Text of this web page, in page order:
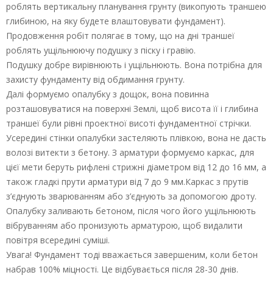
роблять вертикальну планування грунту (викопують траншею
глибиною, на яку будете влаштовувати фундамент).
Продовження робіт полягає в тому, що на дні траншеї
роблять ущільнюючу подушку з піску і гравію.
Подушку добре вирівнюють і ущільнюють. Вона потрібна для
захисту фундаменту від обдимання грунту.
Далі формуємо опалубку з дощок, вона повинна
розташовуватися на поверхні Землі, щоб висота її і глибина
траншеї були рівні проектної висоті фундаментної стрічки.
Усередині стінки опалубки застеляють плівкою, вона не дасть
волозі витекти з бетону. З арматури формуємо каркас, для
цієї мети беруть рифлені стрижні діаметром від 12 до 16 мм, а
також гладкі прути арматури від 7 до 9 мм.Каркас з прутів
з’єднують зварюванням або з’єднують за допомогою дроту.
Опалубку заливають бетоном, після чого його ущільнюють
вібруванням або пронизують арматурою, щоб видалити
повітря всередині суміші.
Увага! Фундамент тоді вважається завершеним, коли бетон
набрав 100% міцності. Це відбувається після 28-30 днів.